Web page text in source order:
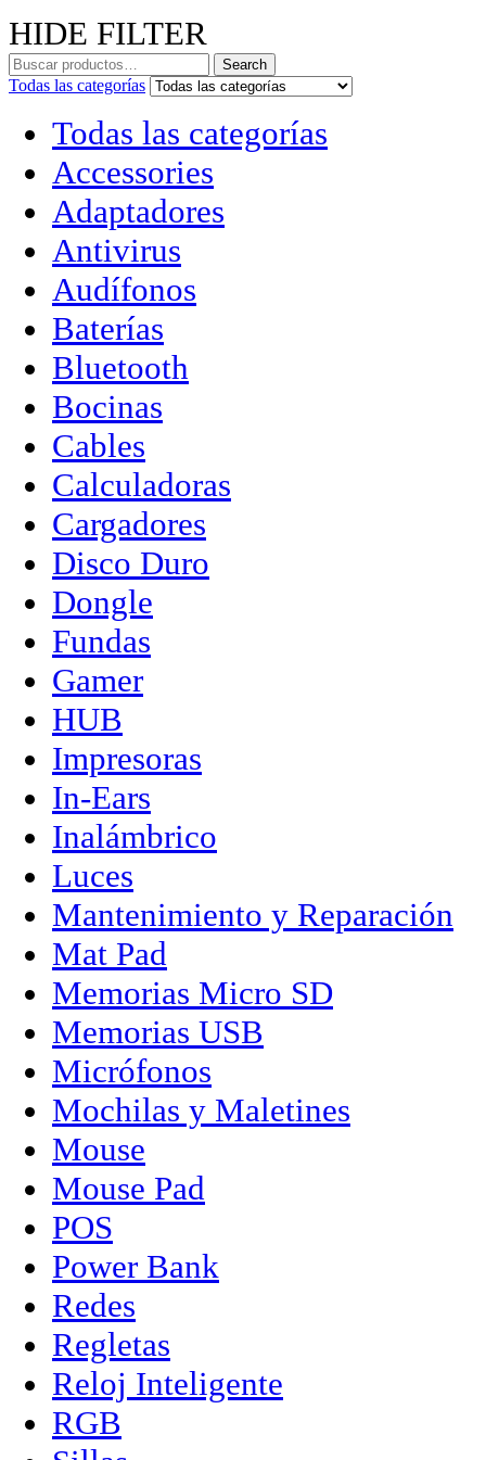
HIDE FILTER
Search
Todas las categorías
Todas las categorías
Accessories
Adaptadores
Antivirus
Audífonos
Baterías
Bluetooth
Bocinas
Cables
Calculadoras
Cargadores
Disco Duro
Dongle
Fundas
Gamer
HUB
Impresoras
In-Ears
Inalámbrico
Luces
Mantenimiento y Reparación
Mat Pad
Memorias Micro SD
Memorias USB
Micrófonos
Mochilas y Maletines
Mouse
Mouse Pad
POS
Power Bank
Redes
Regletas
Reloj Inteligente
RGB